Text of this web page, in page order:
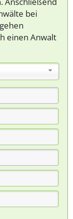
bei
einen Anwalt